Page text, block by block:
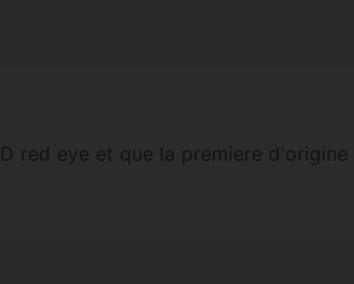
red eye et que la premiere d'origine